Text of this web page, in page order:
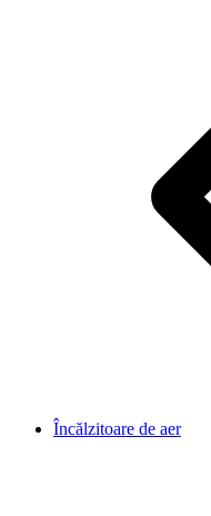
Încălzitoare de aer